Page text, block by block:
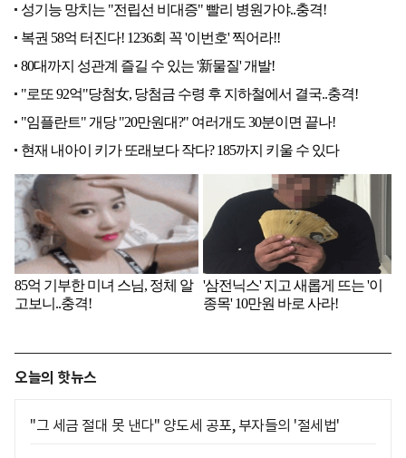
오늘의 핫뉴스
"그 세금 절대 못 낸다" 양도세 공포, 부자들의 '절세법'